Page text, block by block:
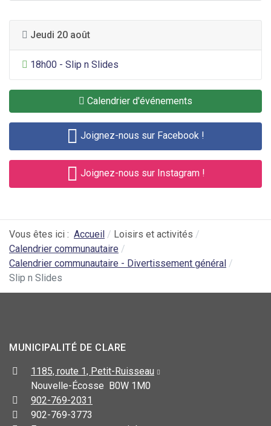
Jeudi 20 août
Divertissement général
18h00 - Slip n Slides
Calendrier d'événements
Joignez-nous sur Facebook !
Joignez-nous sur Instagram !
Vous êtes ici : Accueil
Loisirs et activités
Calendrier communautaire
Calendrier communautaire - Divertissement général
Slip n Slides
MUNICIPALITÉ DE CLARE
1185, route 1, Petit-Ruisseau
Nouvelle-Écosse B0W 1M0
902-769-2031
902-769-3773